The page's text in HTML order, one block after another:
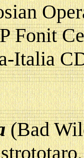
Fonit
Italia
(Bad